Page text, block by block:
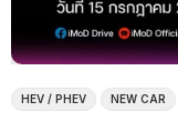
HEV / PHEV NEW CAR